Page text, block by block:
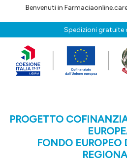
Benvenuti in Farmaciaonline.care! 💚
Spedizioni gratuite
PROGETTO
FONDO EUROPEO